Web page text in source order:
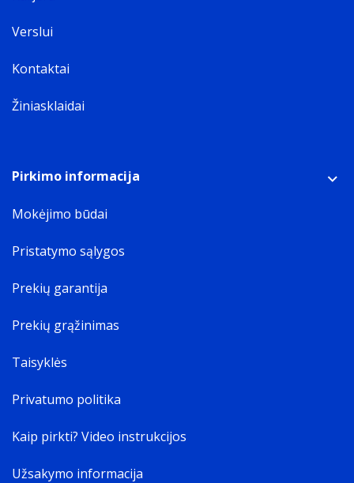
Verslui
Kontaktai
Žiniasklaidai
Pirkimo informacija
Mokėjimo būdai
Pristatymo sąlygos
Prekių garantija
Prekių grąžinimas
Taisyklės
Privatumo politika
Kaip pirkti? Video instrukcijos
Užsakymo informacija